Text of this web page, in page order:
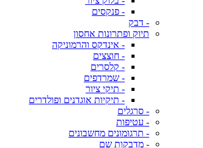
- פנקסים
- דבק
תיוק ופתרונות אחסון
- אינדקס והרמוניקה
- חוצצים
- קלסרים
- שמרדפים
- תיקי ציור
- תיקיות אוגדנים ופולדרים
- סרגלים
- עטיפות
- תרגומונים מחשבונים
- מדבקות שם